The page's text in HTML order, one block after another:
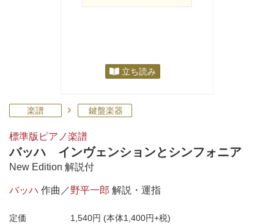
立ち読み
楽譜 鍵盤楽器
標準版ピアノ楽譜
バッハ インヴェンションとシンフォニア
New Edition 解説付
バッハ 作曲／野平一郎 解説・運指
定価 1,540円 (本体1,400円+税)